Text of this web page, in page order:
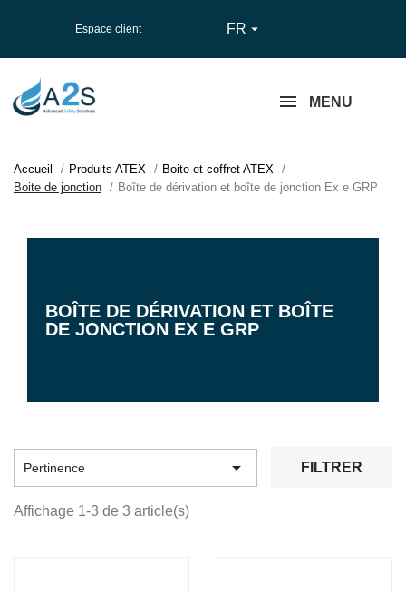
Espace client FR 
MENU
Accueil Produits ATEX
Boite et coffret ATEX
Boite de jonction
Boîte de dérivation et boîte de jonction Ex e GRP
BOÎTE DE DÉRIVATION ET BOÎTE
DE JONCTION EX E GRP
Pertinence  FILTRER
Affichage 1-3 de 3 article(s)